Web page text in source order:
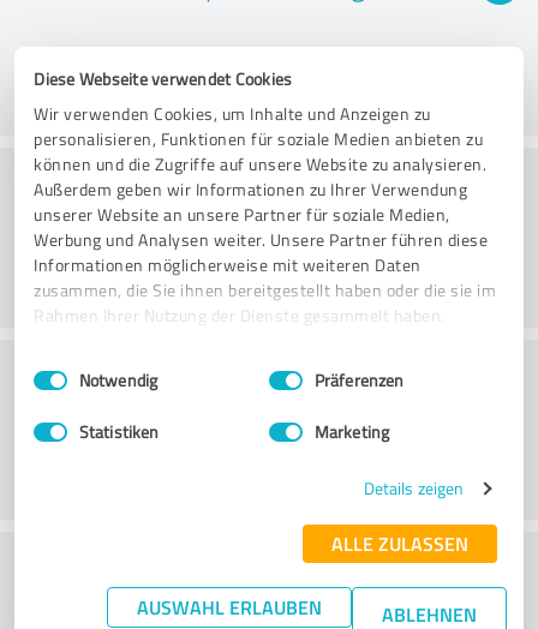
Diese Webseite verwendet Cookies
Wir verwenden Cookies, um Inhalte und Anzeigen zu
personalisieren, Funktionen für soziale Medien anbieten zu
können und die Zugriffe auf unsere Website zu analysieren.
Außerdem geben wir Informationen zu Ihrer Verwendung
unserer Website an unsere Partner für soziale Medien,
Werbung und Analysen weiter. Unsere Partner führen diese
Informationen möglicherweise mit weiteren Daten
zusammen, die Sie ihnen bereitgestellt haben oder die sie im
Rahmen Ihrer Nutzung der Dienste gesammelt haben.
Impressum Datenschutzbestimmungen
Einwilligungsauswahl
Notwendig Präferenzen
Statistiken Marketing
Details zeigen
ALLE ZULASSEN
AUSWAHL ERLAUBEN ABLEHNEN
Rådgivning
Kundeservice
What do you think of the price to
performance ratio?